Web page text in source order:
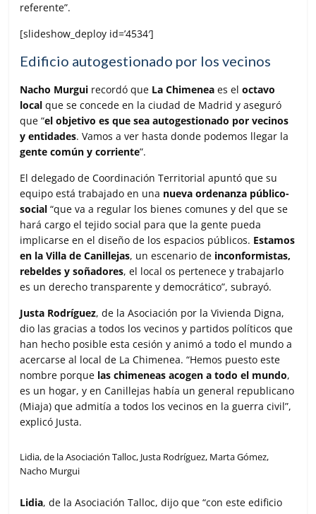
referente”.
[slideshow_deploy id=’4534′]
Edificio autogestionado por los vecinos
Nacho Murgui recordó que La Chimenea es eloctavo
local que se concede en la ciudad de Madrid y aseguró
que “el objetivo es que sea autogestionado por vecinos
y entidades. Vamos a ver hasta donde podemos llegar la
gente común y corriente”.
El delegado de Coordinación Territorial apuntó que su
equipo está trabajado en una nueva ordenanza público-
social “que va a regular los bienes comunes y del que se
hará cargo el tejido social para que la gente pueda
implicarse en el diseño de los espacios públicos. Estamos
en la Villa de Canillejas, un escenario de inconformistas,
rebeldes y soñadores, el local os pertenece y trabajarlo
es un derecho transparente y democrático”, subrayó.
Justa Rodríguez, de la Asociación por la Vivienda Digna,
dio las gracias a todos los vecinos y partidos políticos que
han hecho posible esta cesión y animó a todo el mundo a
acercarse al local de La Chimenea. “Hemos puesto este
nombre porque las chimeneas acogen a todo el mundo,
es un hogar, y en Canillejas había un general republicano
(Miaja) que admitía a todos los vecinos en la guerra civil”,
explicó Justa.
Lidia, de la Asociación Talloc, Justa Rodríguez, Marta Gómez,
Nacho Murgui
Lidia, de la Asociación Talloc, dijo que “con este edificio